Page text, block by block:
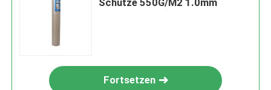
Schutze 550G/M2 1.0mm
Fortsetzen